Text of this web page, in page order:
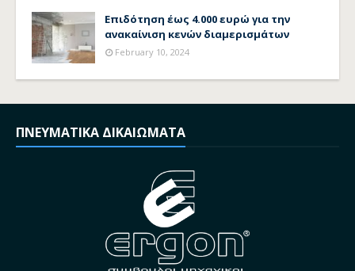
Επιδότηση έως 4.000 ευρώ για την
ανακαίνιση κενών διαμερισμάτων
February 10, 2024
ΠΝΕΥΜΑΤΙΚΑ ΔΙΚΑΙΩΜΑΤΑ